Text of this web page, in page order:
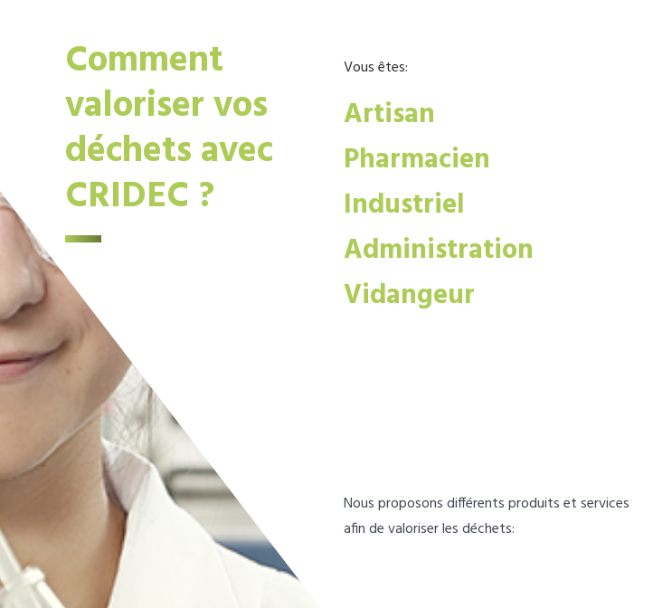
Comment
valoriser vos
déchets avec
CRIDEC ?
Vous êtes:
Artisan
Pharmacien
Industriel
Administration
Vidangeur
Nous proposons différents produits et services
afin de valoriser les déchets: